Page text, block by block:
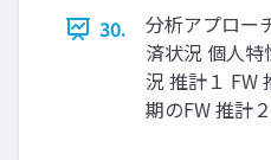
30.
分析アプロー
済状況 個人
況 推計１ FW
期のFW 推計